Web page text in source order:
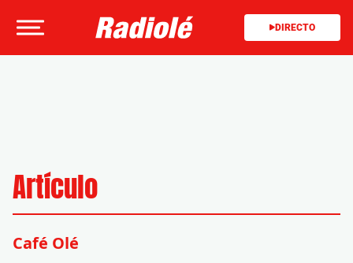
DIRECTO
Artículo
Café Olé